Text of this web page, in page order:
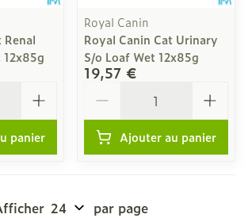
Renal
12x85g
panier
Royal Canin
Royal Canin Cat Urinary
S/o Loaf Wet 12x85g
19,57 €
Ajouter au panier
par page